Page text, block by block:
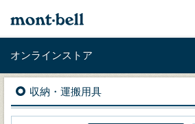
オンラインストア
収納・運搬用具